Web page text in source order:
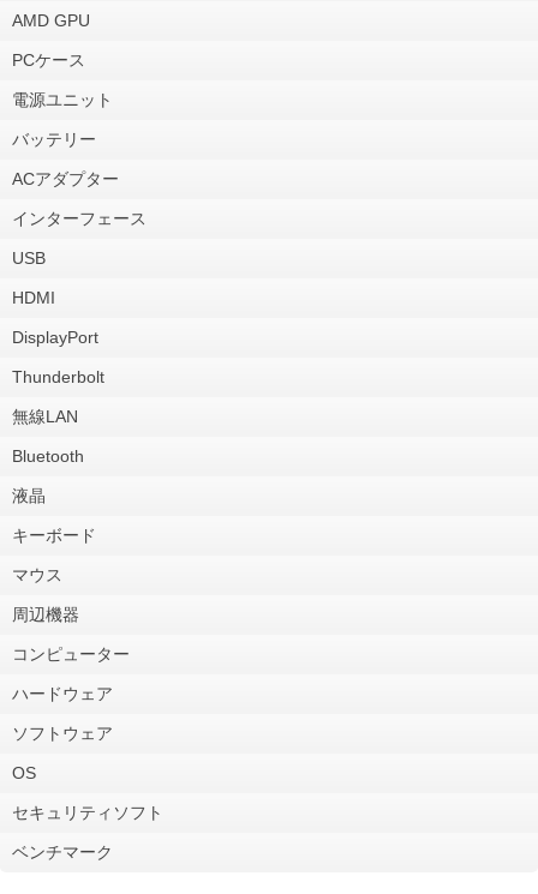
AMD GPU
PCケース
電源ユニット
バッテリー
ACアダプター
インターフェース
USB
HDMI
DisplayPort
Thunderbolt
無線LAN
Bluetooth
液晶
キーボード
マウス
周辺機器
コンピューター
ハードウェア
ソフトウェア
OS
セキュリティソフト
ベンチマーク